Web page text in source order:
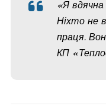
«Я вдячна
Ніхто не
праця.
КП